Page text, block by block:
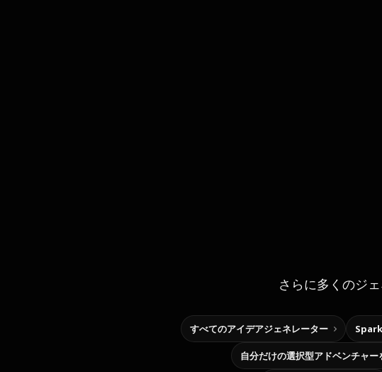
さらに多くのジ
すべてのアイデアジェネレーター